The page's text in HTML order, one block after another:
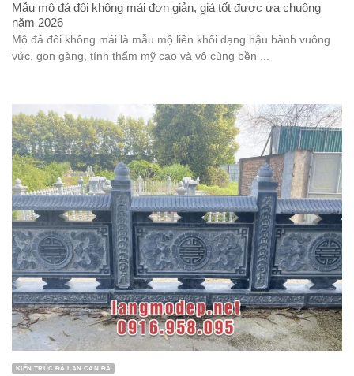
Mẫu mộ đá đôi không mái đơn giản, giá tốt được ưa chuộng
năm 2026
Mộ đá đôi không mái là mẫu mộ liền khối dạng hậu bành vuông
vức, gọn gàng, tính thẩm mỹ cao và vô cùng bền ...
KIẾN TRÚC ĐÁ LAN CAN ĐÁ